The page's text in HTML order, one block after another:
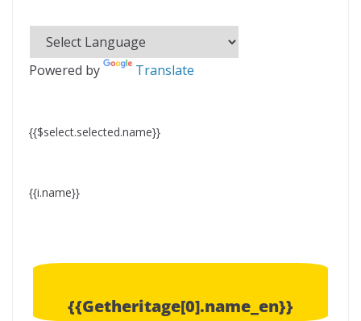
Powered by Translate
{{$select.selected.name}}
{{i.name}}
{{Getheritage[0].name_en}}